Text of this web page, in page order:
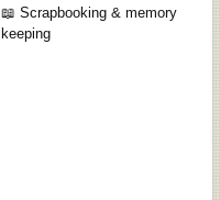
📖 Scrapbooking & memory
keeping